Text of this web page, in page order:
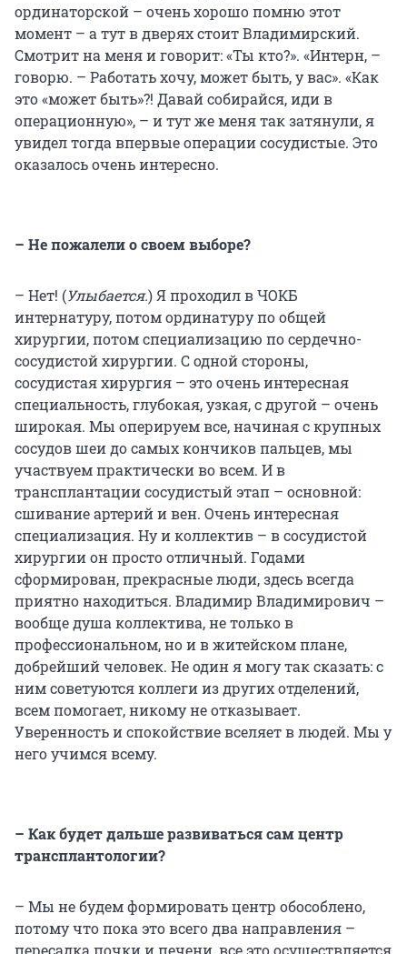
ординаторской – очень хорошо помню этот
момент – а тут в дверях стоит Владимирский.
Смотрит на меня и говорит: «Ты кто?». «Интерн, –
говорю. – Работать хочу, может быть, у вас». «Как
это «может быть»?! Давай собирайся, иди в
операционную», – и тут же меня так затянули, я
увидел тогда впервые операции сосудистые. Это
оказалось очень интересно.
– Не пожалели о своем выборе?
– Нет! (Улыбается.) Я проходил в ЧОКБ
интернатуру, потом ординатуру по общей
хирургии, потом специализацию по сердечно-
сосудистой хирургии. С одной стороны,
сосудистая хирургия – это очень интересная
специальность, глубокая, узкая, с другой – очень
широкая. Мы оперируем все, начиная с крупных
сосудов шеи до самых кончиков пальцев, мы
участвуем практически во всем. И в
трансплантации сосудистый этап – основной:
сшивание артерий и вен. Очень интересная
специализация. Ну и коллектив – в сосудистой
хирургии он просто отличный. Годами
сформирован, прекрасные люди, здесь всегда
приятно находиться. Владимир Владимирович –
вообще душа коллектива, не только в
профессиональном, но и в житейском плане,
добрейший человек. Не один я могу так сказать: с
ним советуются коллеги из других отделений,
всем помогает, никому не отказывает.
Уверенность и спокойствие вселяет в людей. Мы у
него учимся всему.
– Как будет дальше развиваться сам центр
трансплантологии?
– Мы не будем формировать центр обособлено,
потому что пока это всего два направления –
пересадка почки и печени, все это осуществляется